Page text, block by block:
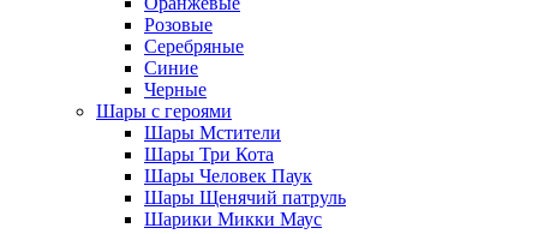
Розовые
Серебряные
Синие
Черные
Шары с героями
Шары Мстители
Шары Три Кота
Шары Человек Паук
Шары Щенячий патруль
Шарики Микки Маус